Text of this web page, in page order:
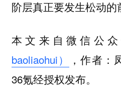
阶层真正要发生松动的
本文来自微信公
baoliaohui）
，作者：
36氪经授权发布。